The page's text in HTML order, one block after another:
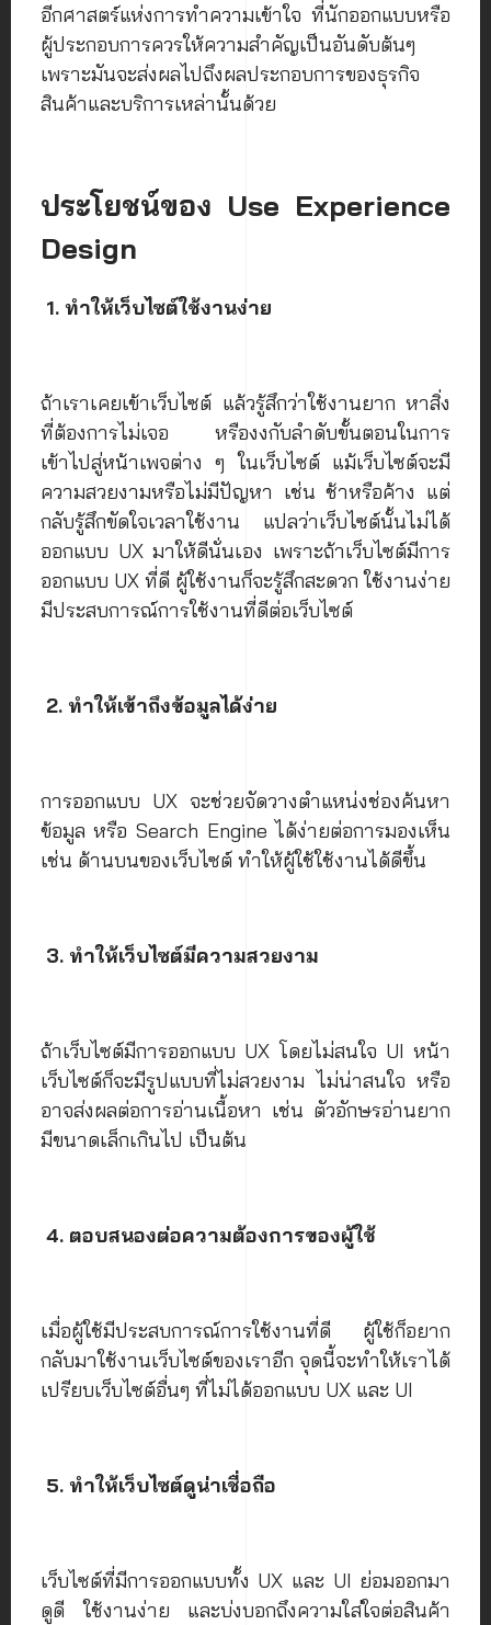
อีกศาสตร์แห่งการทำความเข้าใจ ที่นักออกแบบหรือ
ผู้ประกอบการควรให้ความสำคัญเป็นอันดับต้นๆ
เพราะมันจะส่งผลไปถึงผลประกอบการของธุรกิจ
สินค้าและบริการเหล่านั้นด้วย
ประโยชน์ของ Use Experience
Design
1. ทำให้เว็บไซต์ใช้งานง่าย
ถ้าเราเคยเข้าเว็บไซต์ แล้วรู้สึกว่าใช้งานยาก หาสิ่ง
ที่ต้องการไม่เจอ หรืองงกับลำดับขั้นตอนในการ
เข้าไปสู่หน้าเพจต่าง ๆ ในเว็บไซต์ แม้เว็บไซต์จะมี
ความสวยงามหรือไม่มีปัญหา เช่น ช้าหรือค้าง แต่
กลับรู้สึกขัดใจเวลาใช้งาน แปลว่าเว็บไซต์นั้นไม่ได้
ออกแบบ UX มาให้ดีนั่นเอง เพราะถ้าเว็บไซต์มีการ
ออกแบบ UX ที่ดี ผู้ใช้งานก็จะรู้สึกสะดวก ใช้งานง่าย
มีประสบการณ์การใช้งานที่ดีต่อเว็บไซต์
2. ทำให้เข้าถึงข้อมูลได้ง่าย
การออกแบบ UX จะช่วยจัดวางตำแหน่งช่องค้นหา
ข้อมูล หรือ Search Engine ได้ง่ายต่อการมองเห็น
เช่น ด้านบนของเว็บไซต์ ทำให้ผู้ใช้ใช้งานได้ดีขึ้น
3. ทำให้เว็บไซต์มีความสวยงาม
ถ้าเว็บไซต์มีการออกแบบ UX โดยไม่สนใจ UI หน้า
เว็บไซต์ก็จะมีรูปแบบที่ไม่สวยงาม ไม่น่าสนใจ หรือ
อาจส่งผลต่อการอ่านเนื้อหา เช่น ตัวอักษรอ่านยาก
มีขนาดเล็กเกินไป เป็นต้น
4. ตอบสนองต่อความต้องการของผู้ใช้
เมื่อผู้ใช้มีประสบการณ์การใช้งานที่ดี ผู้ใช้ก็อยาก
กลับมาใช้งานเว็บไซต์ของเราอีก จุดนี้จะทำให้เราได้
เปรียบเว็บไซต์อื่นๆ ที่ไม่ได้ออกแบบ UX และ UI
5. ทำให้เว็บไซต์ดูน่าเชื่อถือ
เว็บไซต์ที่มีการออกแบบทั้ง UX และ UI ย่อมออกมา
ดูดี ใช้งานง่าย และบ่งบอกถึงความใส่ใจต่อสินค้า